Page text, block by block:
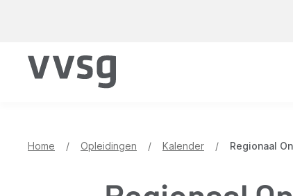
Home / Opleidingen / Kalender / Regionaal